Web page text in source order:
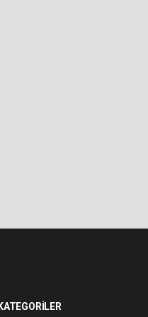
KATEGORİLER